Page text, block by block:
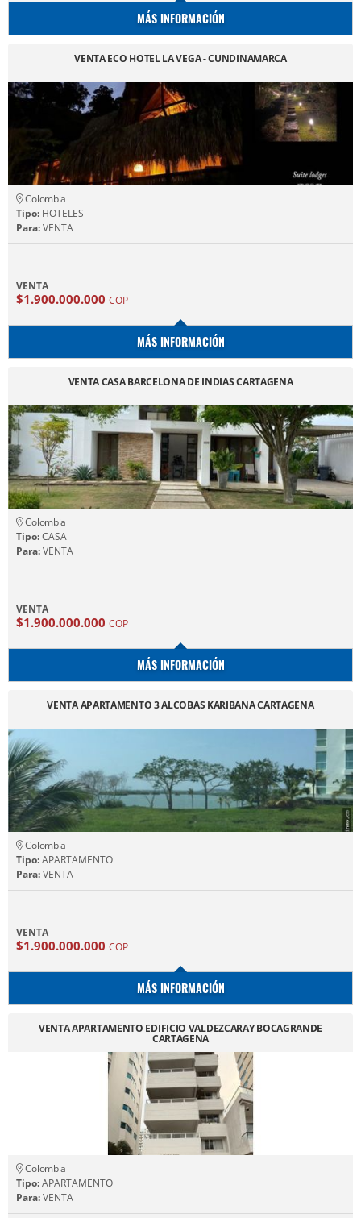
MÁS INFORMACIÓN
VENTA ECO HOTEL LA VEGA - CUNDINAMARCA
Colombia
Tipo: HOTELES
Para:VENTA
VENTA
$1.900.000.000 COP
MÁS INFORMACIÓN
VENTA CASA BARCELONA DE INDIAS CARTAGENA
Colombia
Tipo:CASA
Para:VENTA
VENTA
$1.900.000.000 COP
MÁS INFORMACIÓN
VENTA APARTAMENTO 3 ALCOBAS KARIBANA CARTAGENA
Colombia
Tipo:APARTAMENTO
Para:VENTA
VENTA
$1.900.000.000 COP
MÁS INFORMACIÓN
VENTA APARTAMENTO EDIFICIO VALDEZCARAY BOCAGRANDE
CARTAGENA
Colombia
Tipo:APARTAMENTO
Para:VENTA